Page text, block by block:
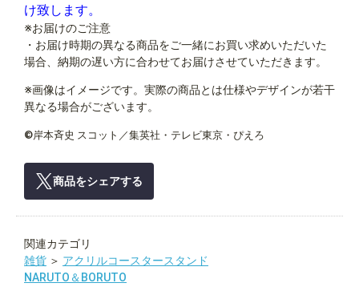
け致します。
※お届けのご注意
・お届け時期の異なる商品をご一緒にお買い求めいただいた
場合、納期の遅い方に合わせてお届けさせていただきます。
※画像はイメージです。実際の商品とは仕様やデザインが若干
異なる場合がございます。
©岸本斉史 スコット／集英社・テレビ東京・ぴえろ
商品をシェアする
関連カテゴリ
雑貨 ＞ アクリルコースタースタンド
NARUTO＆BORUTO